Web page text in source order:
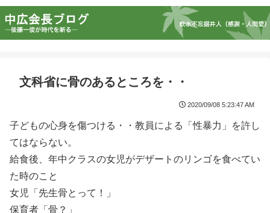
文科省に骨のあるところを・・
2020/09/08 5:23:47 AM
子どもの心身を傷つける・・教員による「性暴力」を許し
てはならない。
給食後、年中クラスの女児がデザートのリンゴを食べてい
た時のこと
女児「先生骨とって！」
保育者「骨？」